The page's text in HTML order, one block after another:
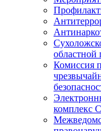
Комиссия
комплекс